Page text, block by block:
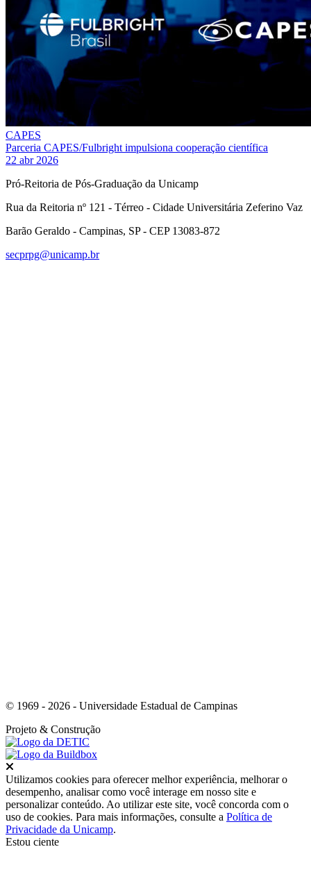
CAPES
Parceria CAPES/Fulbright impulsiona cooperação científica
22 abr 2026
Pró-Reitoria de Pós-Graduação da Unicamp
Rua da Reitoria nº 121 - Térreo - Cidade Universitária Zeferino Vaz
Barão Geraldo - Campinas, SP - CEP 13083-872
secprpg@unicamp.br
© 1969 - 2026 - Universidade Estadual de Campinas
Projeto & Construção
Utilizamos cookies para oferecer melhor experiência, melhorar o
desempenho, analisar como você interage em nosso site e
personalizar conteúdo. Ao utilizar este site, você concorda com o
uso de cookies. Para mais informações, consulte a Política de
Privacidade da Unicamp.
Estou ciente